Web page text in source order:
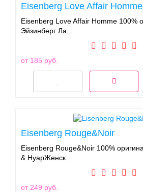
Eisenberg Love Affair Homme
Eisenberg Love Affair Homme 100%
Эйзинберг Ла..
от 185 руб.
Eisenberg Rouge&Noir
Eisenberg Rouge&Noir 100%
& НуарЖенск..
от 249 руб.